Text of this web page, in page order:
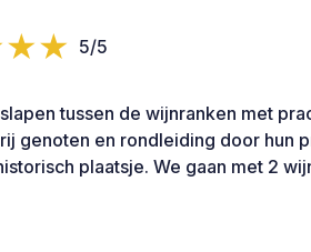
5/5
tussen de wijnranken met
genoten en rondleiding door hun
plaatsje. We gaan met 2